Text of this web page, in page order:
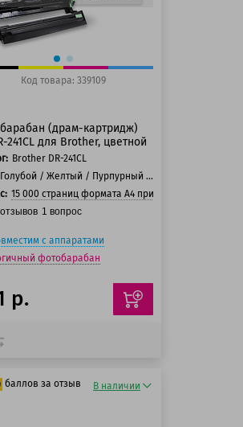
Код товара: 339109
(драм-картридж)
241CL для Brother, цветной
Brother DR-241CL
Голубой / Желтый / Пурпурный / Черный
15 000 страниц формата А4 при 5% заполнении
отзывов 1 вопрос
с аппаратами
фотобарабан
р.
баллов за отзыв В наличии